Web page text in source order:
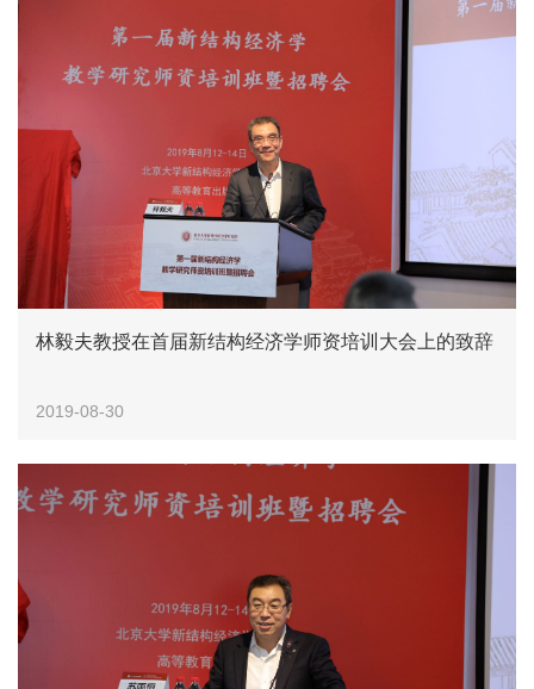
林毅夫教授在首届新结构经济学师资培训大会上的致辞
2019-08-30